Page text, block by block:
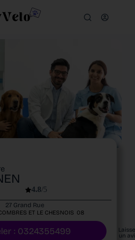
4.8/5
27 Grand Rue
ET LE CHESNOIS 08
: 0324355499
un